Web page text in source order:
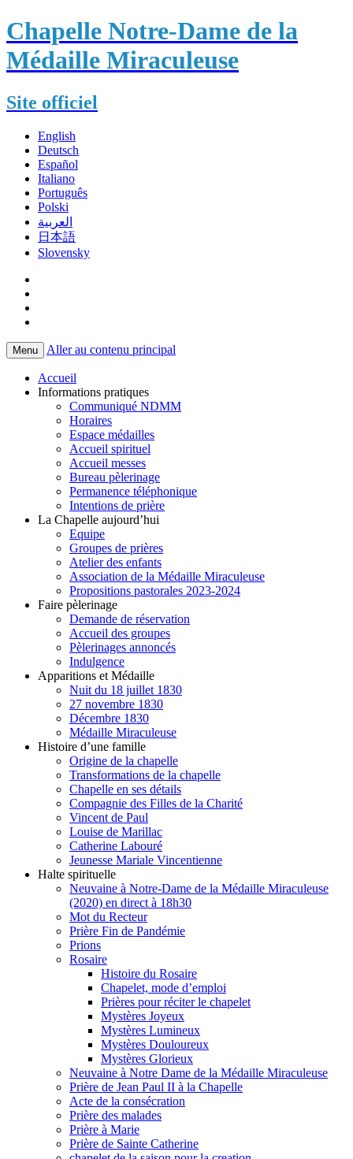
Chapelle Notre-Dame de la
Médaille Miraculeuse
Site officiel
English
Deutsch
Español
Italiano
Português
Polski
العربية
日本語
Slovensky
Menu Aller au contenu principal
Accueil
Informations pratiques
Communiqué NDMM
Horaires
Espace médailles
Accueil spirituel
Accueil messes
Bureau pèlerinage
Permanence téléphonique
Intentions de prière
La Chapelle aujourd’hui
Equipe
Groupes de prières
Atelier des enfants
Association de la Médaille Miraculeuse
Propositions pastorales 2023-2024
Faire pèlerinage
Demande de réservation
Accueil des groupes
Pèlerinages annoncés
Indulgence
Apparitions et Médaille
Nuit du 18 juillet 1830
27 novembre 1830
Décembre 1830
Médaille Miraculeuse
Histoire d’une famille
Origine de la chapelle
Transformations de la chapelle
Chapelle en ses détails
Compagnie des Filles de la Charité
Vincent de Paul
Louise de Marillac
Catherine Labouré
Jeunesse Mariale Vincentienne
Halte spirituelle
Neuvaine à Notre-Dame de la Médaille Miraculeuse
(2020) en direct à 18h30
Mot du Recteur
Prière Fin de Pandémie
Prions
Rosaire
Histoire du Rosaire
Chapelet, mode d’emploi
Prières pour réciter le chapelet
Mystères Joyeux
Mystères Lumineux
Mystères Douloureux
Mystères Glorieux
Neuvaine à Notre Dame de la Médaille Miraculeuse
Prière de Jean Paul II à la Chapelle
Acte de la consécration
Prière des malades
Prière à Marie
Prière de Sainte Catherine